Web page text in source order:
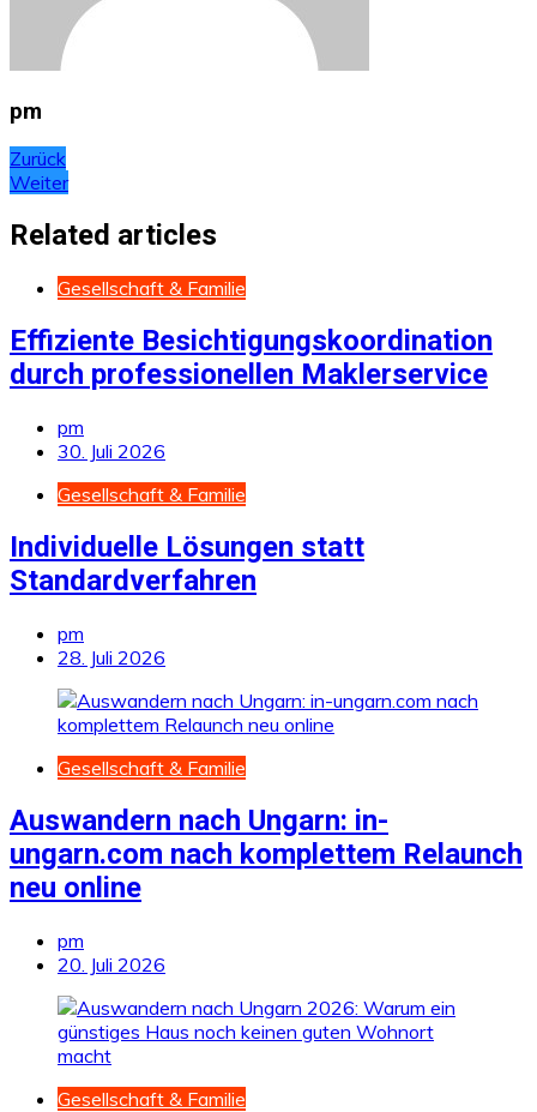
pm
Beitragsnavigation
Zurück
Weiter
Related articles
Gesellschaft & Familie
Effiziente Besichtigungskoordination
durch professionellen Maklerservice
pm
30. Juli 2026
Gesellschaft & Familie
Individuelle Lösungen statt
Standardverfahren
pm
28. Juli 2026
Gesellschaft & Familie
Auswandern nach Ungarn: in-
ungarn.com nach komplettem Relaunch
neu online
pm
20. Juli 2026
Gesellschaft & Familie